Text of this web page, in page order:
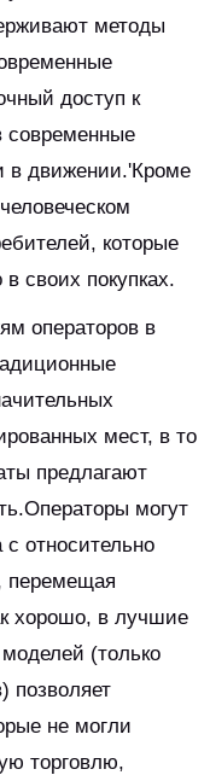
методы
доступ к
современные
в движении.'Кроме
которые
своих покупках.
операторов в
мест, в то
предлагают
могут
относительно
перемещая
хорошо, в лучшие
(только
позволяет
не могли
торговлю,